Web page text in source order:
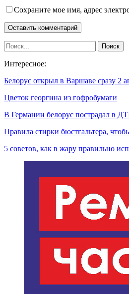
Сохраните мое имя, адрес
Интересное:
Белорус открыл в Варшаве сразу 2
Цветок георгина из гофробумаги
В Германии белорус пострадал в
Правила стирки бюстгальтера,
5 советов, как в жару правильно